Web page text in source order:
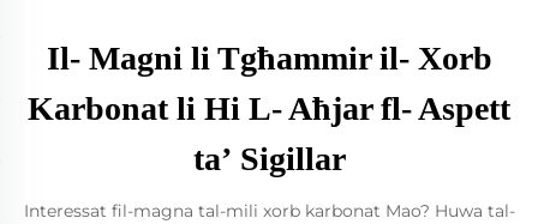
Il- Magni li Tgħammir il- Xorb
Karbonat li Hi L- Aħjar fl- Aspett
taʼ Sigillar
Interessat fil-magna tal-mili xorb karbonat Mao? Huwa tal-